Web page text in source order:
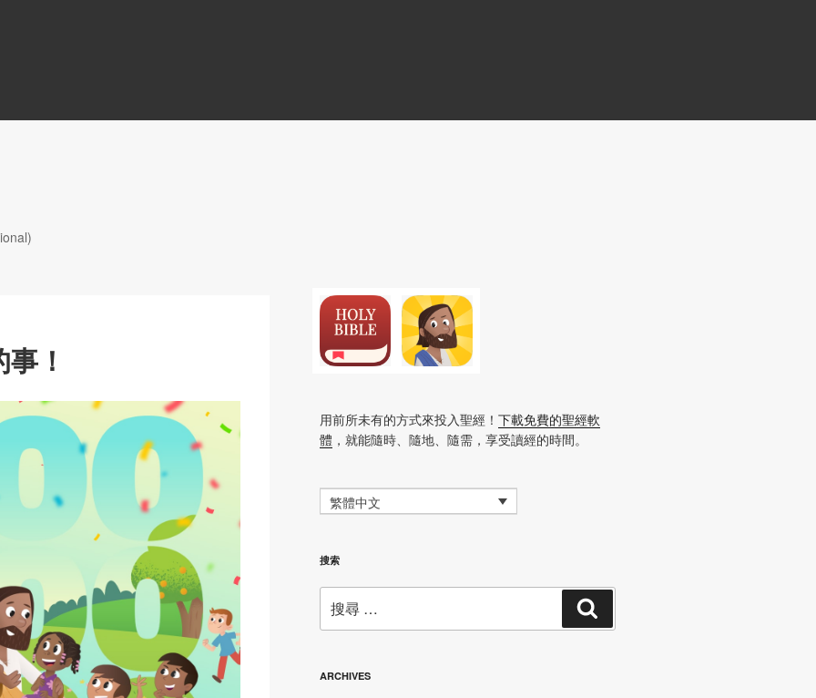
！
用前所未有的方式來投入聖經！ 下載免費的聖經軟
體 ，就能隨時、隨地、隨需，享受讀經的時間。
繁體中文
搜索
尋：
尋
ARCHIVES